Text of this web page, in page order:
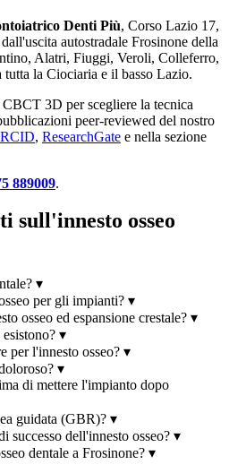
Denti Più, Corso Lazio 17,
autostradale Frosinone della
Alatri, Fiuggi, Veroli, Colleferro,
tutta la Ciociaria e il basso Lazio.
3D per scegliere la tecnica
peer-reviewed del nostro
, ResearchGate e nella sezione
889009.
sull'innesto osseo
▾
per gli impianti? ▾
osseo ed espansione crestale? ▾
▾
per l'innesto osseo? ▾
▾
di mettere l'impianto dopo
guidata (GBR)? ▾
successo dell'innesto osseo? ▾
dentale a Frosinone? ▾